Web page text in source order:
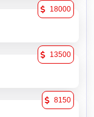
18000
13500
8150